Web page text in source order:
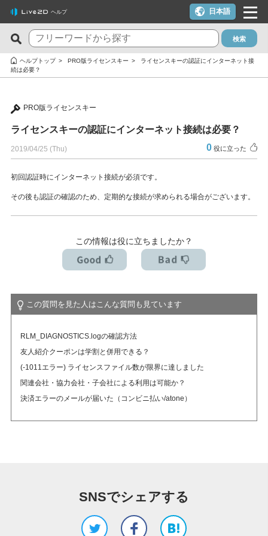
ヘルプ
新着のFAQ
Cubism Editor でファイルの保存に失敗する
タイムラインの最終フレームが出力されません
Cookie同意の設定内容を変更したい
alpha版のCubism Editorで作成したファイル(cmo3,can3,moc3)
は他のバージョンでも開けますか？
プルモデルを使いたいのですが、問題ありますか？
RLM_DIAGNOSTICS.logの確認方法
役に立った質問TOP10
macOS 10.15 Catalina以降でインストールしようとすると警告
YouTubeやTwitchでの配信に使いたいが可能か？
ライセンスキー1つでPC複数台は利用できる？
トライアル版とフリー版の違いは？
トライアル版を利用しないでFREE版を利用したい
解約したい（更新停止にしたい）
ライセンスを解除したい / 新しいPCに移行したい
検索
ヘルプトップ PRO版ライセンスキー
ライセンスキーの認証にインターネット接
続は必要？
PRO版ライセンスキー
ライセンスキーの認証にインターネット接続は必要？
2019/04/25 (Thu) 0 役に立った
初回認証時にインターネット接続が必須です。
その後も認証の確認のため、定期的な接続が求められる場合がございます。
この情報は役に立ちましたか？
この質問を見た人はこんな質問も見ています
RLM_DIAGNOSTICS.logの確認方法
友人紹介クーポンは学割と併用できる？
(-1011エラー) ライセンスファイル数が限界に達しました
関連会社・協力会社・子会社による利用は可能か？
決済エラーのメールが届いた（コンビニ払い/atone）
SNSでシェアする
日本語